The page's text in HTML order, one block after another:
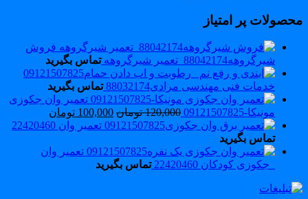
پر امتیاز
فروش
شیرگروهه88042174_تعمیر شیرگروهه
تماس بگیرید
خدمات فنی مهندسی مرادی88032174
تماس بگیرید
تعمیر وان جکوزی
مونیکا-09121507825
120,000 تومان 100,000 تومان
تعمیر وان 22420460
تماس بگیرید
تعمیر وان
_جکوزی کودکان 22420460
تماس بگیرید